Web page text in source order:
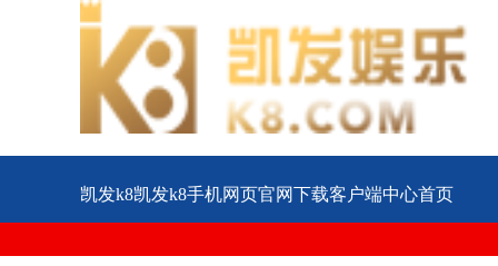
凯发k8凯发k8手机网页官网下载客户端中心首页